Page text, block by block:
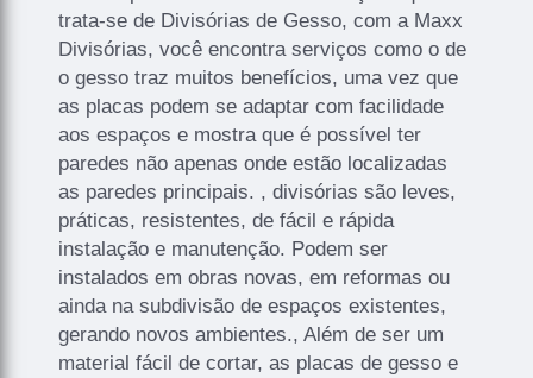
trata-se de Divisórias de Gesso, com a Maxx
Divisórias, você encontra serviços como o de
o gesso traz muitos benefícios, uma vez que
as placas podem se adaptar com facilidade
aos espaços e mostra que é possível ter
paredes não apenas onde estão localizadas
as paredes principais. , divisórias são leves,
práticas, resistentes, de fácil e rápida
instalação e manutenção. Podem ser
instalados em obras novas, em reformas ou
ainda na subdivisão de espaços existentes,
gerando novos ambientes., Além de ser um
material fácil de cortar, as placas de gesso e